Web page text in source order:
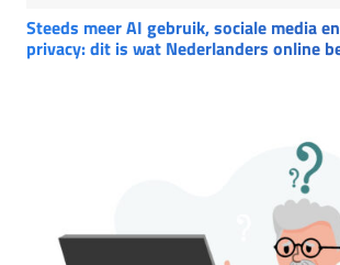
Steeds meer AI gebruik, sociale media
privacy: dit is wat Nederlanders online